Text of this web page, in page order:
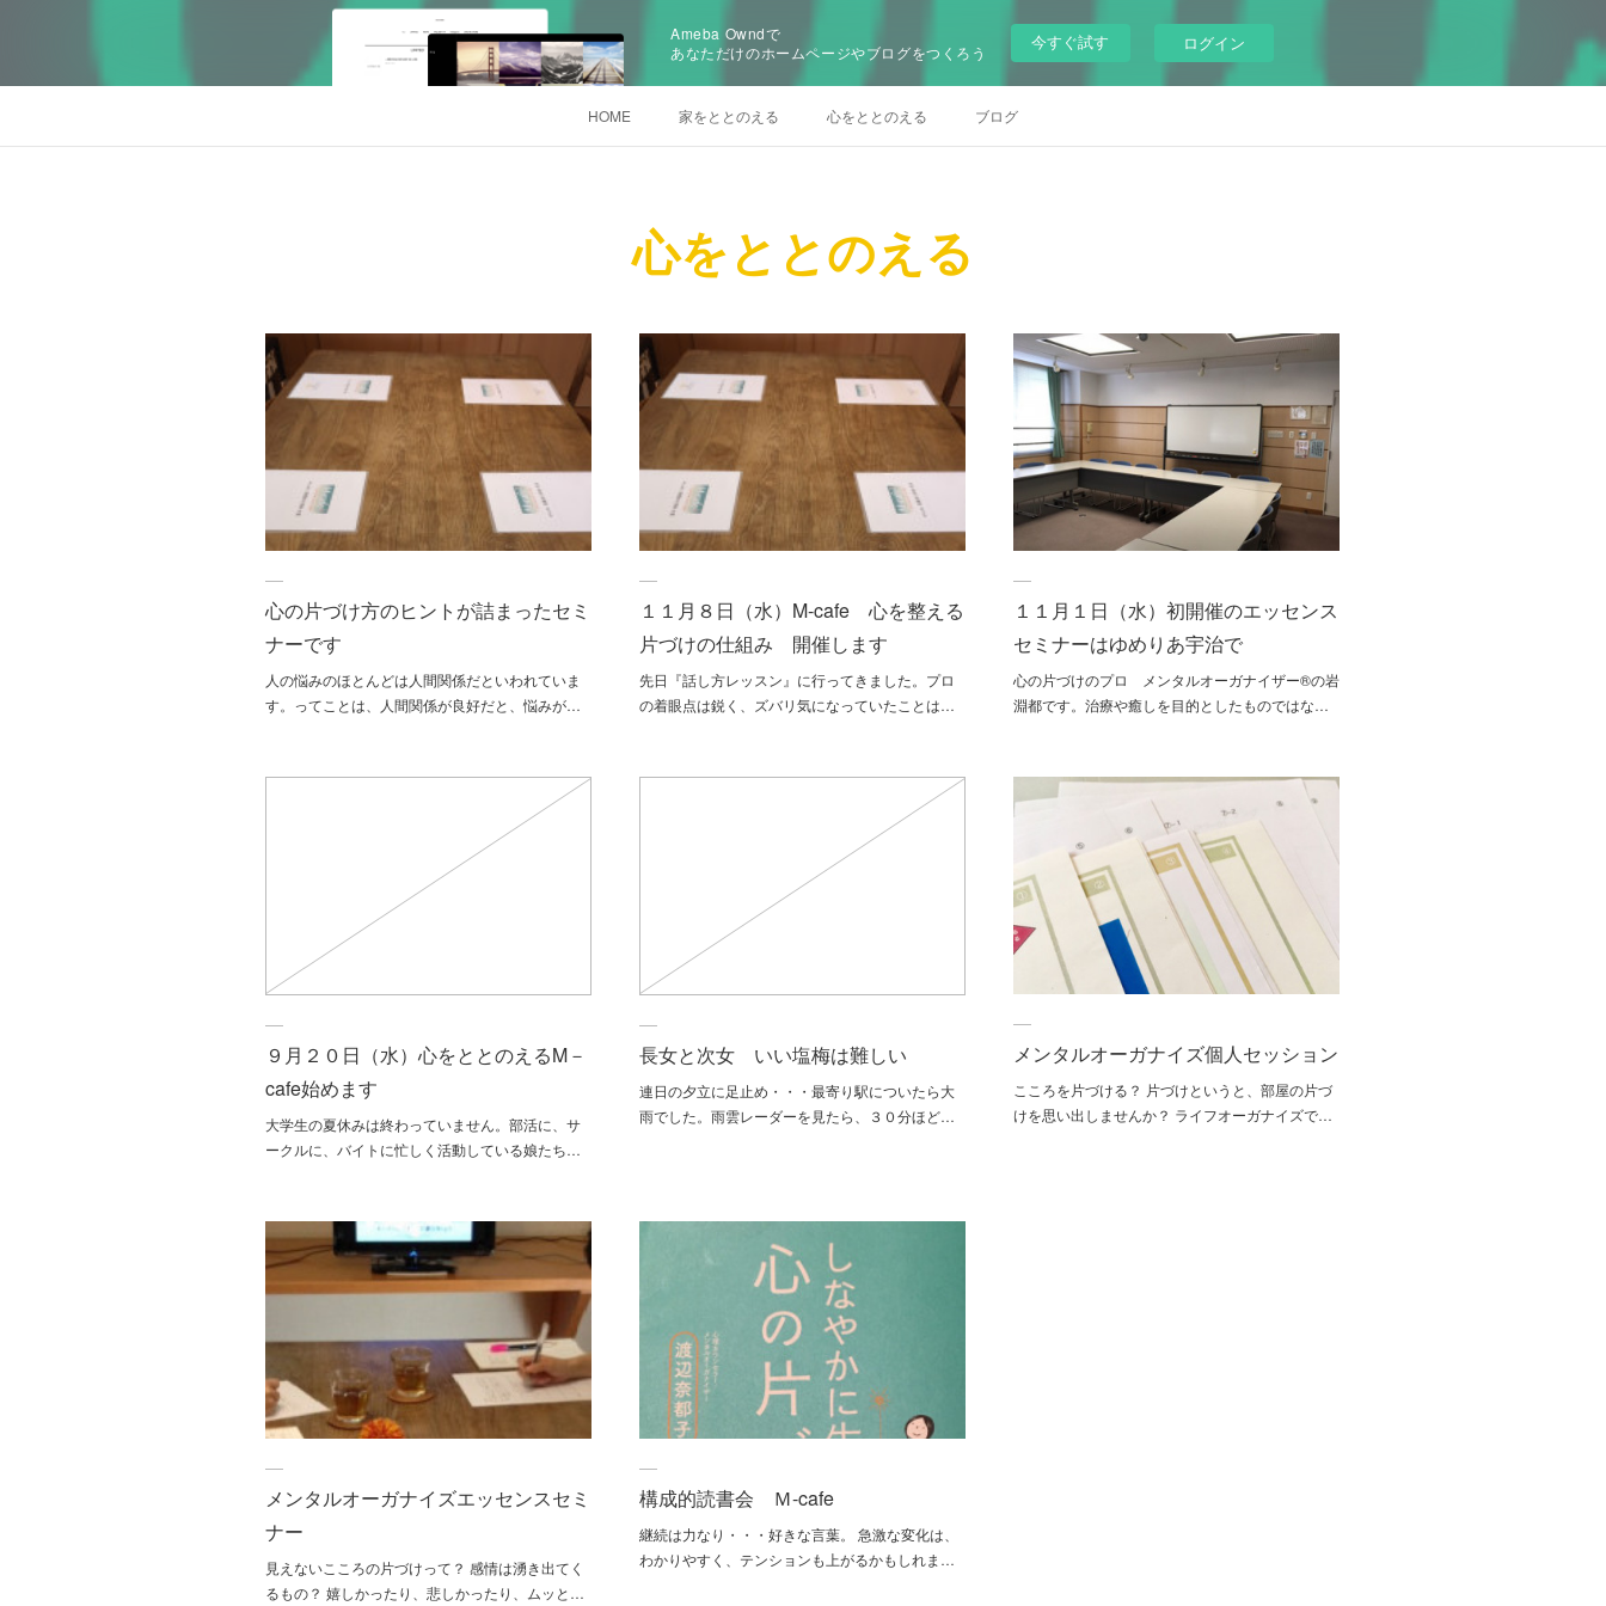
Ameba Owndで
あなただけのホームページやブログをつくろう
今すぐ試す ログイン
HOME 家をととのえる 心をととのえる ブログ
心をととのえる
心の片づけ方のヒントが詰まったセミ
ナーです
人の悩みのほとんどは人間関係だといわれていま
す。ってことは、人間関係が良好だと、悩みが…
１１月８日（水）M-cafe 心を整える
片づけの仕組み 開催します
先日『話し方レッスン』に行ってきました。プロ
の着眼点は鋭く、ズバリ気になっていたことは…
１１月１日（水）初開催のエッセンス
セミナーはゆめりあ宇治で
心の片づけのプロ メンタルオーガナイザー®の岩
淵都です。治療や癒しを目的としたものではな…
９月２０日（水）心をととのえるM－
cafe始めます
大学生の夏休みは終わっていません。部活に、サ
ークルに、バイトに忙しく活動している娘たち…
長女と次女 いい塩梅は難しい
連日の夕立に足止め・・・最寄り駅についたら大
雨でした。雨雲レーダーを見たら、３０分ほど…
メンタルオーガナイズ個人セッション
こころを片づける？ 片づけというと、部屋の片づ
けを思い出しませんか？ ライフオーガナイズで…
メンタルオーガナイズエッセンスセミ
ナー
見えないこころの片づけって？ 感情は湧き出てく
るもの？ 嬉しかったり、悲しかったり、ムッと…
構成的読書会 Ｍ-cafe
継続は力なり・・・好きな言葉。 急激な変化は、
わかりやすく、テンションも上がるかもしれま…